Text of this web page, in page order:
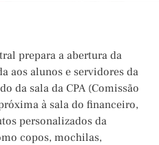
prepara a abertura da
aos alunos e servidores da
da sala da CPA (Comissão
à sala do financeiro,
personalizados da
copos, mochilas,